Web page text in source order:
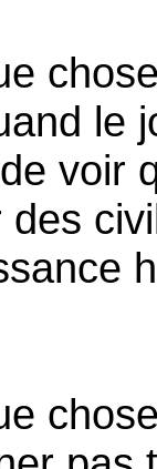
le
voir